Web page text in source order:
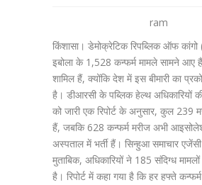
ram
किंशासा। डेमोक्रेटिक रिपब्लिक ऑफ
इबोला के 1,528 कन्फर्म मामले सामने आए
शामिल हैं, क्योंकि देश में इस बीमारी का
है। डीआरसी के पब्लिक हेल्थ अधिकारियों
को जारी एक रिपोर्ट के अनुसार, कुल 239
हैं, जबकि 628 कन्फर्म मरीज अभी
अस्पताल में भर्ती हैं। सिन्हुआ समाचार एजेंसी
मुताबिक, अधिकारियों ने 185 संदिग्ध
है। रिपोर्ट में कहा गया है कि हर हफ्ते